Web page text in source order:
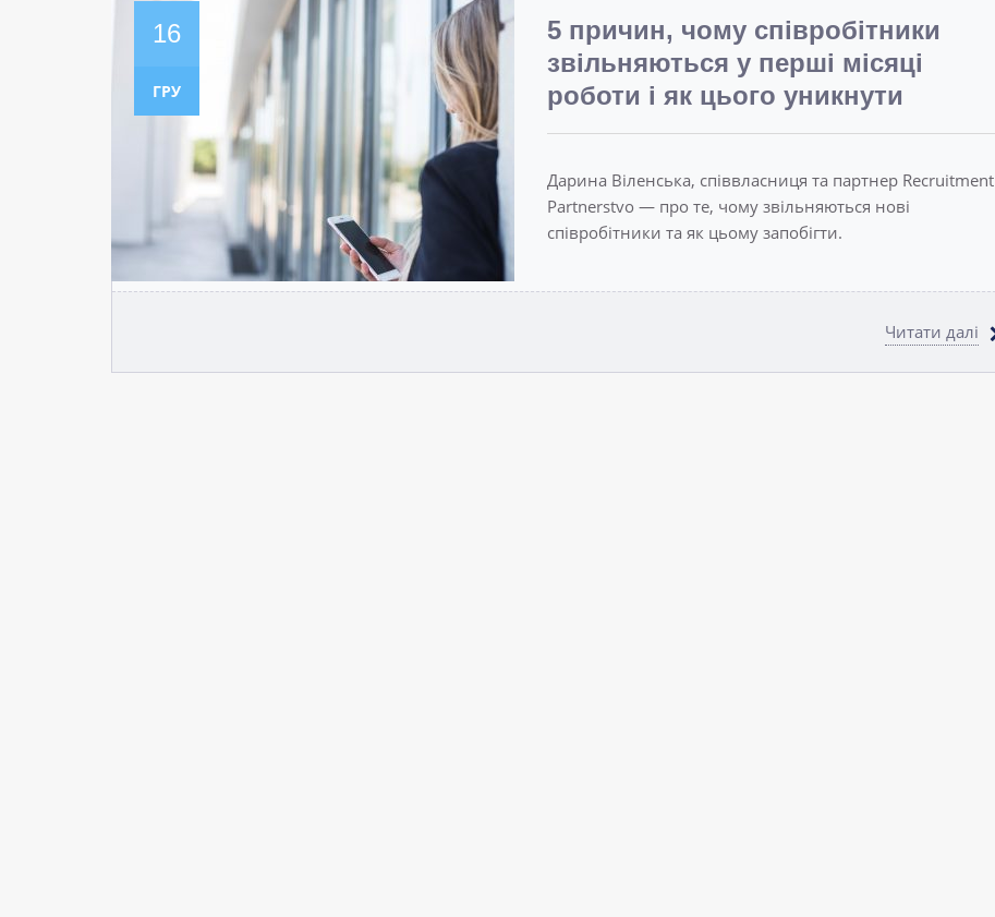
16
ГРУ
5 причин, чому співробітники
звільняються у перші місяці
роботи і як цього уникнути
Дарина Віленська, співвласниця та партнер Recruitment
Partnerstvo — про те, чому звільняються нові
співробітники та як цьому запобігти.
Читати далі